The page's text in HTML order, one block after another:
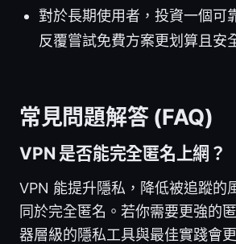
對於長期使用者，投資一個可
反覆嘗試免費方案更划算且安
常見問題解答 (FAQ)
VPN 是否能完全匿名上網？
VPN 能提升隱私，降低被追蹤的
同於完全匿名。若你需要更強的
器層級的隱私工具與最佳實踐會